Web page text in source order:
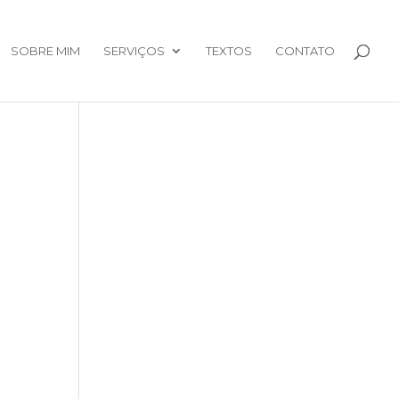
SOBRE MIM SERVIÇOS TEXTOS CONTATO